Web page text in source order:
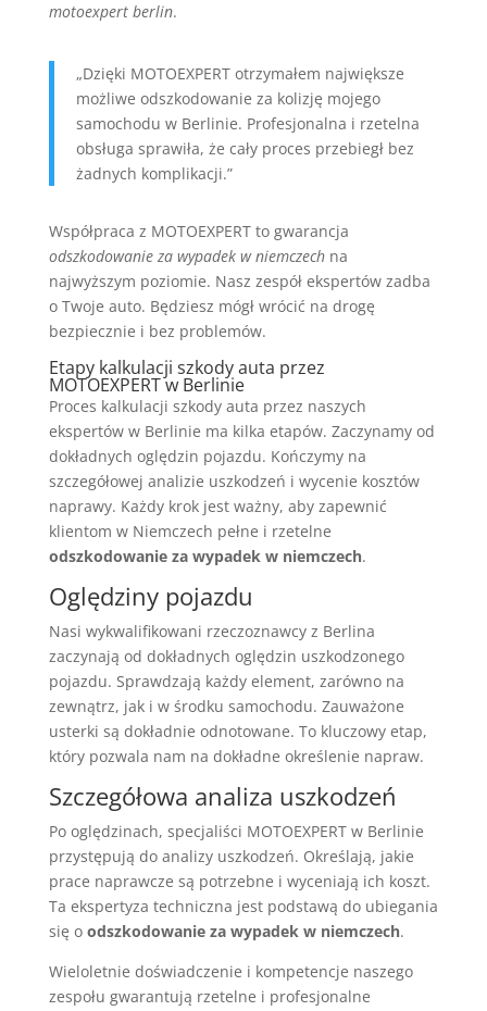
motoexpert berlin.
„Dzięki MOTOEXPERT otrzymałem największe
możliwe odszkodowanie za kolizję mojego
samochodu w Berlinie. Profesjonalna i rzetelna
obsługa sprawiła, że cały proces przebiegł bez
żadnych komplikacji.”
Współpraca z MOTOEXPERT to gwarancja
odszkodowanie za wypadek w niemczechna
najwyższym poziomie. Nasz zespół ekspertów zadba
o Twoje auto. Będziesz mógł wrócić na drogę
bezpiecznie i bez problemów.
Etapy kalkulacji szkody auta przez
MOTOEXPERT w Berlinie
Proces kalkulacji szkody auta przez naszych
ekspertów w Berlinie ma kilka etapów. Zaczynamy od
dokładnych oględzin pojazdu. Kończymy na
szczegółowej analizie uszkodzeń i wycenie kosztów
naprawy. Każdy krok jest ważny, aby zapewnić
klientom w Niemczech pełne i rzetelne
odszkodowanie za wypadek w niemczech.
Oględziny pojazdu
Nasi wykwalifikowani rzeczoznawcy z Berlina
zaczynają od dokładnych oględzin uszkodzonego
pojazdu. Sprawdzają każdy element, zarówno na
zewnątrz, jak i w środku samochodu. Zauważone
usterki są dokładnie odnotowane. To kluczowy etap,
który pozwala nam na dokładne określenie napraw.
Szczegółowa analiza uszkodzeń
Po oględzinach, specjaliści MOTOEXPERT w Berlinie
przystępują do analizy uszkodzeń. Określają, jakie
prace naprawcze są potrzebne i wyceniają ich koszt.
Ta ekspertyza techniczna jest podstawą do ubiegania
się o odszkodowanie za wypadek w niemczech.
Wieloletnie doświadczenie i kompetencje naszego
zespołu gwarantują rzetelne i profesjonalne